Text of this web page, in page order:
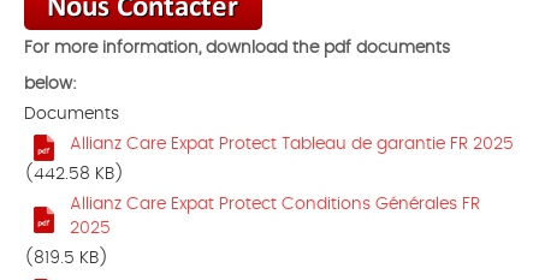
For more information, download the pdf documents
below:
Documents
Allianz Care Expat Protect Tableau de garantie FR 2025
(442.58 KB)
Allianz Care Expat Protect Conditions Générales FR
2025
(819.5 KB)